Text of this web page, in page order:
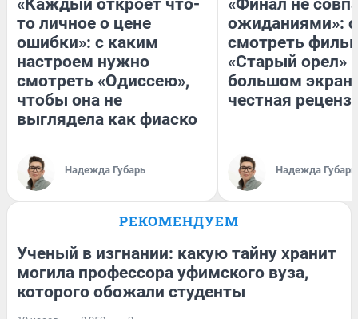
то личное о цене
ошибки»: с каким
настроем нужно
смотреть «Одиссею»,
чтобы она не
выглядела как фиаско
Надежда Губарь
ожиданиями»:
смотреть
«Старый орел»
большом
честная
Надежда Губарь
РЕКОМЕНДУЕМ
Ученый в изгнании: какую тайну хранит
могила профессора уфимского вуза,
которого обожали студенты